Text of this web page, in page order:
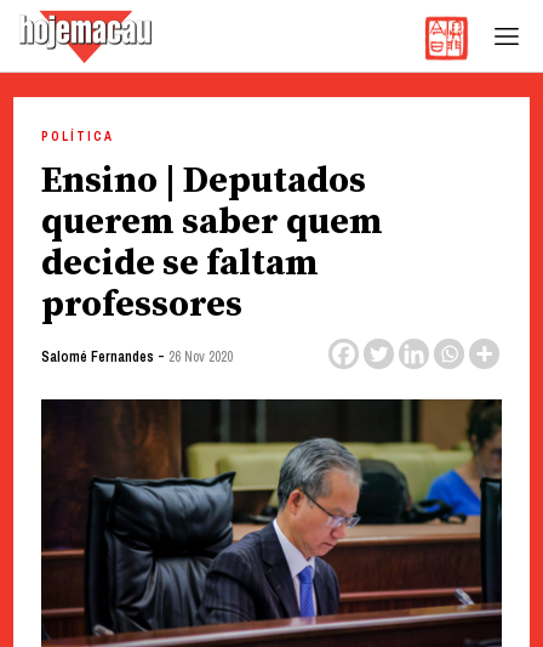
content
POLÍTICA
Ensino | Deputados
querem saber quem
decide se faltam
professores
Salomé Fernandes - 26 Nov 2020